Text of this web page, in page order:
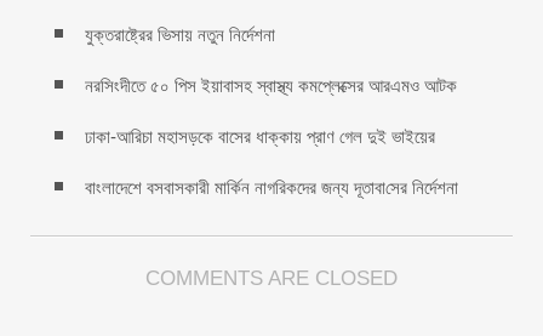
যুক্তরাষ্ট্রের ভিসায় নতুন নির্দেশনা
নরসিংদীতে ৫০ পিস ইয়াবাসহ স্বাস্থ্য কমপ্লেক্সের আরএমও আটক
ঢাকা-আরিচা মহাসড়কে বাসের ধাক্কায় প্রাণ গেল দুই ভাইয়ের
বাংলাদেশে বসবাসকারী মা‌র্কিন নাগরিকদের জন্য দূতাবা‌সের নির্দেশনা
COMMENTS ARE CLOSED